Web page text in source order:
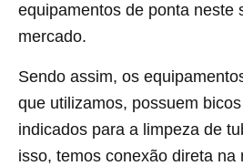
equipamentos de ponta neste
mercado.
Sendo assim, os
que utilizamos, possuem
indicados para a limpeza de
isso, temos conexão direta na